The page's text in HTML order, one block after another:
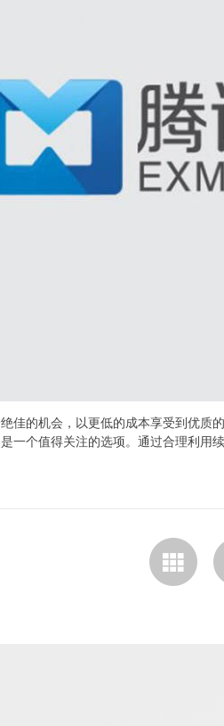
佳的机会，以更低的成本享受到优
一个值得关注的选项。通过合理利用